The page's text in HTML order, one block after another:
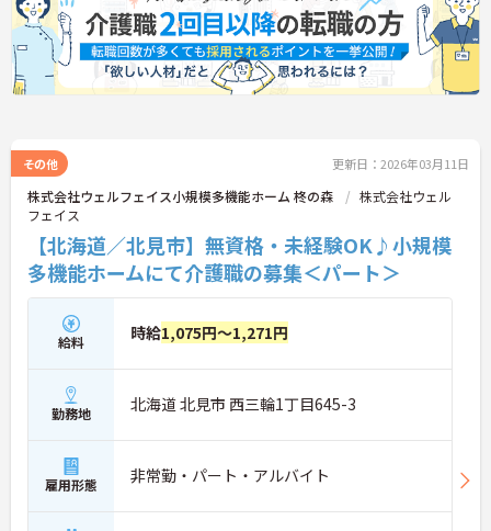
その他 更新日：2026年03月11日
株式会社ウェルフェイス小規模多機能ホーム 柊の森
株式会社ウェル
フェイス
【北海道／北見市】無資格・未経験OK♪小規模
多機能ホームにて介護職の募集＜パート＞
給料 時給1,075円～1,271円
勤務地 北海道 北見市 西三輪1丁目645-3
雇用形態 非常勤・パート・アルバイト